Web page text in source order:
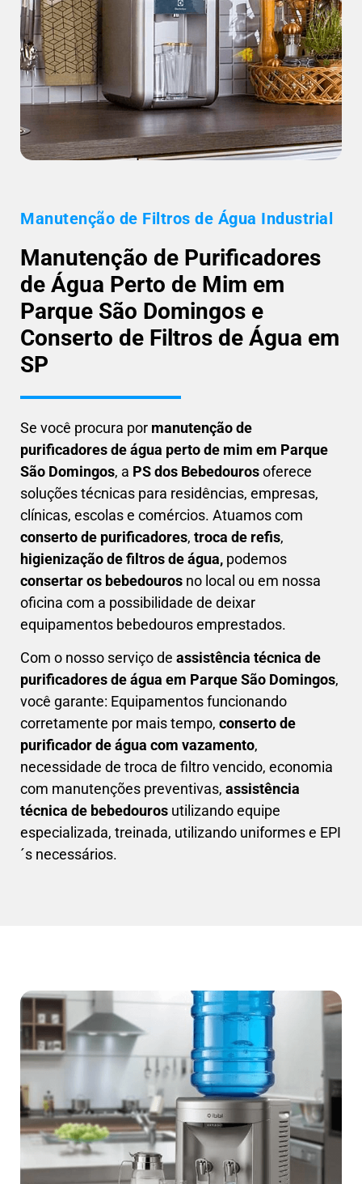
Manutenção de Filtros de Água Industrial
Manutenção de Purificadores
de Água Perto de Mim em
Parque São Domingos e
Conserto de Filtros de Água em
SP
Se você procura por manutenção de
purificadores de água perto de mim em Parque
São Domingos, a PS dos Bebedourosoferece
soluções técnicas para residências, empresas,
clínicas, escolas e comércios. Atuamos com
conserto de purificadores, troca de refis,
higienização de filtros de água, podemos
consertar os bebedouros no local ou em nossa
oficina com a possibilidade de deixar
equipamentos bebedouros emprestados.
Com o nosso serviço de assistência técnica de
purificadores de água em Parque São Domingos,
você garante: Equipamentos funcionando
corretamente por mais tempo, conserto de
purificador de água com vazamento,
necessidade de troca de filtro vencido, economia
com manutenções preventivas, assistência
técnica de bebedouros utilizando equipe
especializada, treinada, utilizando uniformes e EPI
´s necessários.